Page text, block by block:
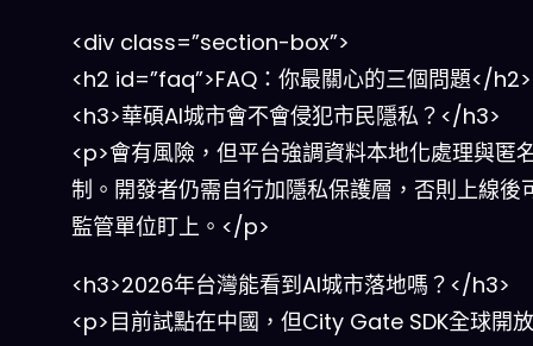
<div class=”section-box”>
<h2 id=”faq”>FAQ：你最關心的三個問題</h2>
<h3>華碩AI城市會不會侵犯市民隱私？</h3>
<p>會有風險，但平台強調資料本地化處理與匿
制。開發者仍需自行加隱私保護層，否則上線後
監管單位盯上。</p>
<h3>2026年台灣能看到AI城市落地嗎？</h3>
<p>目前試點在中國，但City Gate SDK全球開